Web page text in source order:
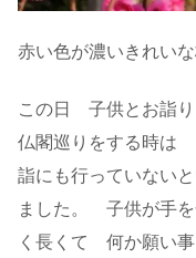
赤い色が濃いきれい
この日 子供とお詣り
仏閣巡りをする時は
詣にも行っていない
ました。 子供が手を
く長くて 何か願い